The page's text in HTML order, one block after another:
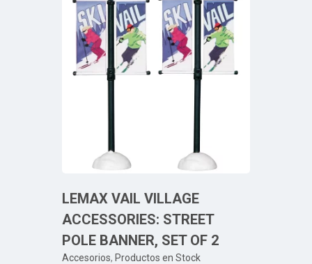
LEMAX VAIL VILLAGE
ACCESSORIES: STREET
POLE BANNER, SET OF 2
Accesorios, Productos en Stock